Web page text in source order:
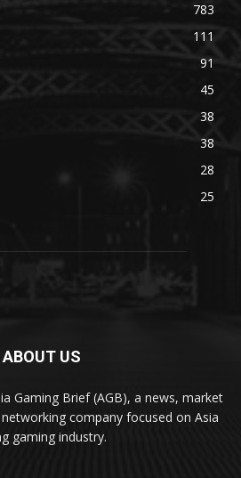
783
111
91
45
38
38
28
25
ABOUT US
Gaming Brief (AGB), a news, market
company focused on Asia
gaming industry.